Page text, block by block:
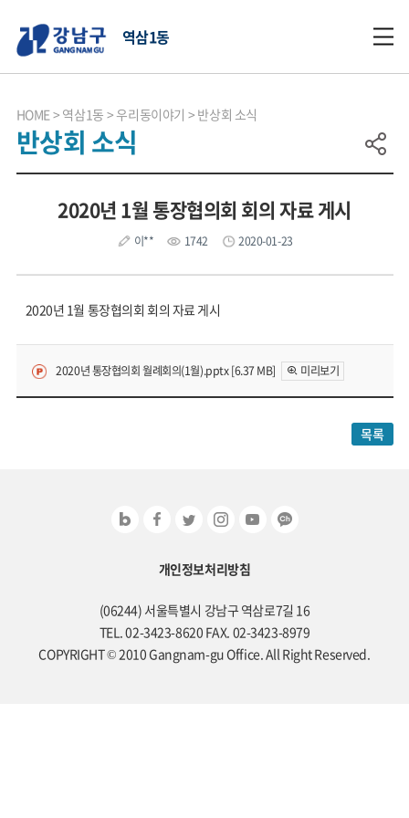
역삼1동
HOME 역삼1동 우리동이야기 반상회 소식
반상회 소식
2020년 1월 통장협의회 회의 자료 게시
이** 1742 2020-01-23
2020년 1월 통장협의회 회의 자료 게시
2020년 통장협의회 월례회의(1월).pptx [6.37 MB] 미리보기
목록
개인정보처리방침
(06244) 서울특별시 강남구 역삼로7길 16
TEL. 02-3423-8620 FAX. 02-3423-8979
COPYRIGHT © 2010 Gangnam-gu Office. All Right Reserved.